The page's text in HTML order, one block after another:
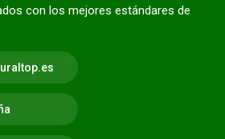
con los mejores estándares de